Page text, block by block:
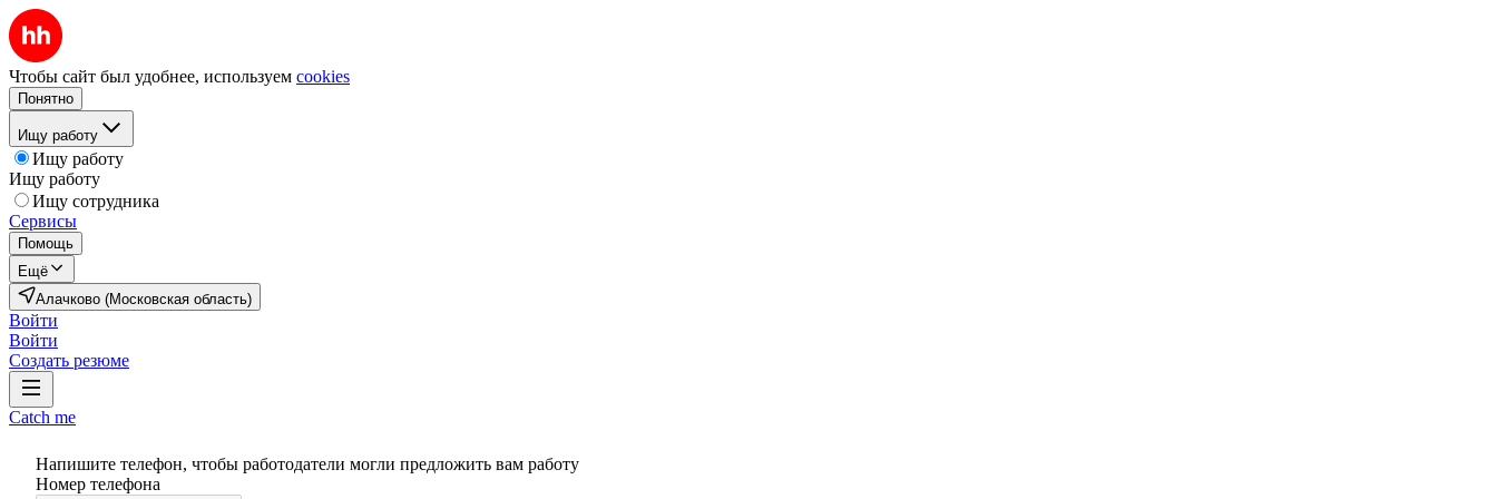
Чтобы сайт был удобнее, используем cookies
Понятно
Ищу работу
Ищу работу
Ищу работу
Ищу сотрудника
Сервисы
Помощь
Ещё
Алачково (Московская область)
Войти
Войти
Создать резюме
Catch me
Напишите телефон, чтобы работодатели могли предложить вам работу
Номер телефона